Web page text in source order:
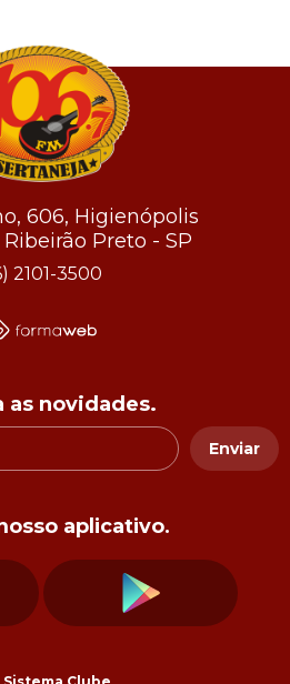
606, Higienópolis
Preto - SP
2101-3500
as novidades.
Enviar
aplicativo.